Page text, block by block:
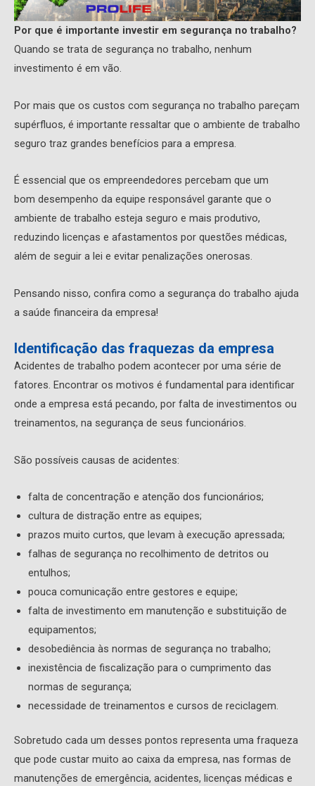
Por que é importante investir em segurança no trabalho?
Quando se trata de segurança no trabalho, nenhum
investimento é em vão.
Por mais que os custos com segurança no trabalho pareçam
supérfluos, é importante ressaltar que o ambiente de trabalho
seguro traz grandes benefícios para a empresa.
É essencial que os empreendedores percebam que um
bom desempenho da equipe responsável garante que o
ambiente de trabalho esteja seguro e mais produtivo,
reduzindo licenças e afastamentos por questões médicas,
além de seguir a lei e evitar penalizações onerosas.
Pensando nisso, confira como a segurança do trabalho ajuda
a saúde financeira da empresa!
Identificação das fraquezas da empresa
Acidentes de trabalho podem acontecer por uma série de
fatores. Encontrar os motivos é fundamental para identificar
onde a empresa está pecando, por falta de investimentos ou
treinamentos, na segurança de seus funcionários.
São possíveis causas de acidentes:
falta de concentração e atenção dos funcionários;
cultura de distração entre as equipes;
prazos muito curtos, que levam à execução apressada;
falhas de segurança no recolhimento de detritos ou
entulhos;
pouca comunicação entre gestores e equipe;
falta de investimento em manutenção e substituição de
equipamentos;
desobediência às normas de segurança no trabalho;
inexistência de fiscalização para o cumprimento das
normas de segurança;
necessidade de treinamentos e cursos de reciclagem.
Sobretudo cada um desses pontos representa uma fraqueza
que pode custar muito ao caixa da empresa, nas formas de
manutenções de emergência, acidentes, licenças médicas e